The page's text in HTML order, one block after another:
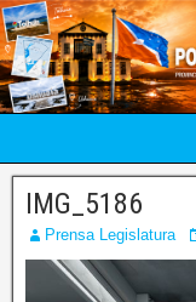
IMG_5186
Prensa Legislatura